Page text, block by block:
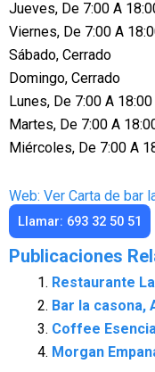
Jueves, De 7:00 A
Viernes, De 7:00 A
Sábado, Cerrado
Domingo, Cerrado
Lunes, De 7:00 A 18:00
Martes, De 7:00 A
Miércoles, De 7:00 A
Web: Ver Carta de bar
Llamar: 693 32 50 51
Publicaciones
Restaurante
Bar la casona,
Coffee
Morgan